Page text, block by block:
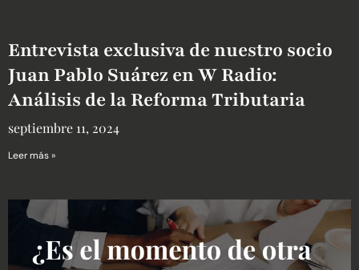
Entrevista exclusiva de nuestro socio
Juan Pablo Suárez en W Radio:
Análisis de la Reforma Tributaria
septiembre 11, 2024
Leer más »